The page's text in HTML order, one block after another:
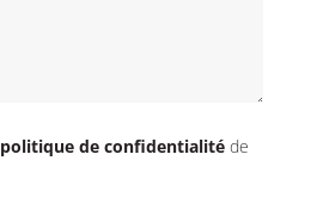
politique de confidentialité de